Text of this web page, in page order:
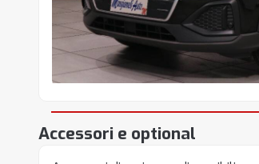
Accessori e optional